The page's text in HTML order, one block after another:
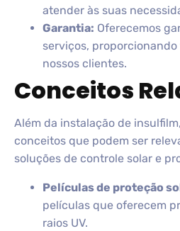
atender às suas
Garantia: Oferecemos
serviços,
nossos clientes.
Conceitos
Além da instalação de
conceitos que podem ser
soluções de controle solar e
Películas de proteção
películas que oferecem
raios UV.